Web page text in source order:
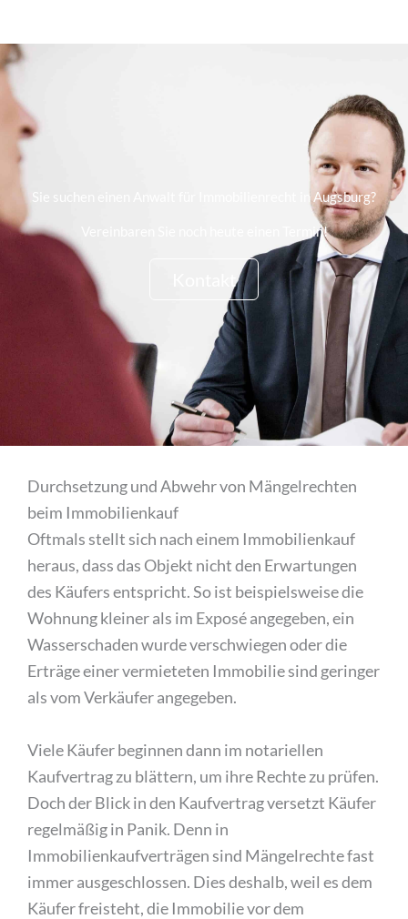
Sie suchen einen Anwalt für Immobilienrecht in Augsburg?
Vereinbaren Sie noch heute einen Termin!
Kontakt
Durchsetzung und Abwehr von Mängelrechten
beim Immobilienkauf
Oftmals stellt sich nach einem Immobilienkauf
heraus, dass das Objekt nicht den Erwartungen
des Käufers entspricht. So ist beispielsweise die
Wohnung kleiner als im Exposé angegeben, ein
Wasserschaden wurde verschwiegen oder die
Erträge einer vermieteten Immobilie sind geringer
als vom Verkäufer angegeben.
Viele Käufer beginnen dann im notariellen
Kaufvertrag zu blättern, um ihre Rechte zu prüfen.
Doch der Blick in den Kaufvertrag versetzt Käufer
regelmäßig in Panik. Denn in
Immobilienkaufverträgen sind Mängelrechte fast
immer ausgeschlossen. Dies deshalb, weil es dem
Käufer freisteht, die Immobilie vor dem